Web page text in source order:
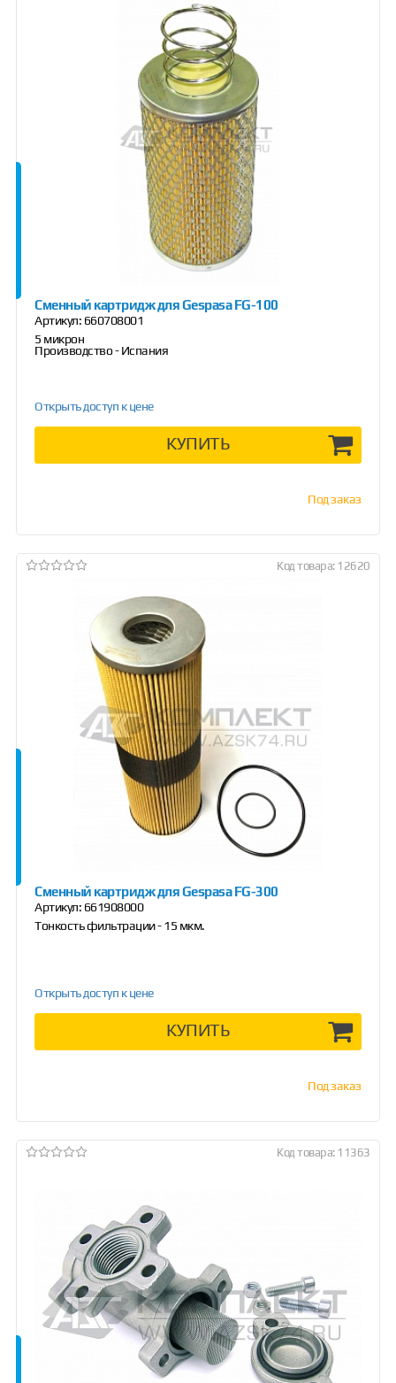
Сменный картридж для Gespasa FG-100
Артикул: 660708001
5 микрон
Производство - Испания
Открыть доступ к цене
КУПИТЬ
Под заказ
Код товара: 12620
Сменный картридж для Gespasa FG-300
Артикул: 661908000
Тонкость фильтрации - 15 мкм.
Открыть доступ к цене
КУПИТЬ
Под заказ
Код товара: 11363